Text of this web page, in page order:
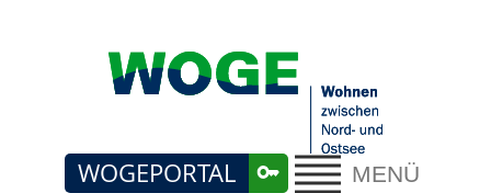
MENÜ
WOGEPORTAL